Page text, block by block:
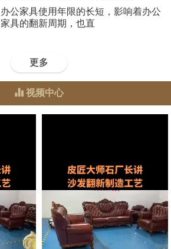
办公家具使用年限的长短，影响着办公
家具的翻新周期，也直
更多
视频中心